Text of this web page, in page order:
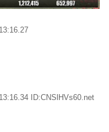
ID:CNSlHVs60.net